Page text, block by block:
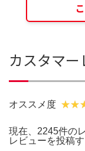
カスタマー
オススメ度
現在、2245件の
レビューを投稿